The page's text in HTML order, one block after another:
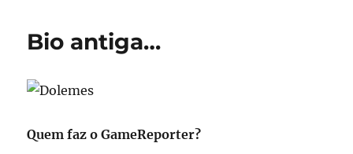
Bio antiga…
Quem faz o GameReporter?